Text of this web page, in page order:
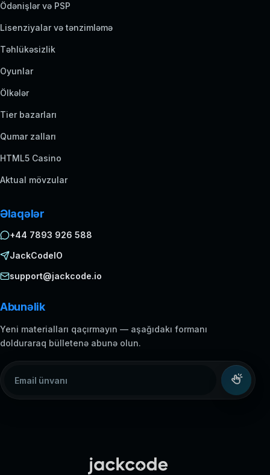
Ödənişlər və PSP
Lisenziyalar və tənzimləmə
Təhlükəsizlik
Oyunlar
Ölkələr
Tier bazarları
Qumar zalları
HTML5 Casino
Aktual mövzular
Əlaqələr
+44 7893 926 588
JackCodeIO
support@jackcode.io
Abunəlik
Yeni materialları qaçırmayın — aşağıdakı formanı
dolduraraq bülletenə abunə olun.